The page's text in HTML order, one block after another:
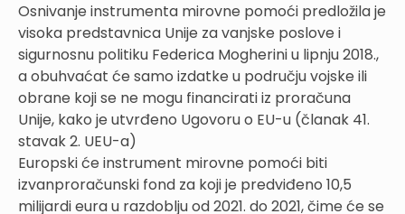
Osnivanje instrumenta mirovne pomoći predložila je
visoka predstavnica Unije za vanjske poslove i
sigurnosnu politiku Federica Mogherini u lipnju 2018.,
a obuhvaćat će samo izdatke u području vojske ili
obrane koji se ne mogu financirati iz proračuna
Unije, kako je utvrđeno Ugovoru o EU-u (članak 41.
stavak 2. UEU-a)
Europski će instrument mirovne pomoći biti
izvanproračunski fond za koji je predviđeno 10,5
milijardi eura u razdoblju od 2021. do 2021, čime će se